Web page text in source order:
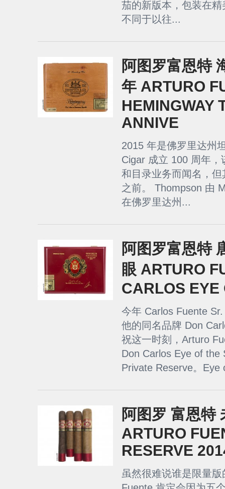
茄的新版本​​，包装在
不同于以往...
阿图罗富恩特
年 ARTURO
HEMINGWAY
ANNIVE
2015 年是佛罗里达州
Cigar 成立 100 周年
和目录业务而闻名，
之前。 Thompson 由
在佛罗里达州...
阿图罗富恩特
眼 ARTURO
CARLOS EYE
今年 Carlos Fuente
他的同名品牌 Don
祝这一时刻，Arturo
Don Carlos Eye of the
Private Reserve。Eye
阿图罗 富恩特
ARTURO
RESERVE
虽然很难说谁是限量